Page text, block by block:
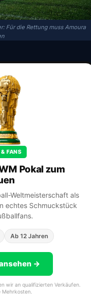
Für die Rettung muss Amoura
FANS
Pokal zum
Weltmeisterschaft als
echtes Schmuckstück
Ab 12 Jahren
→
wir an qualifizierten Verkäufen.
Mehrkosten.